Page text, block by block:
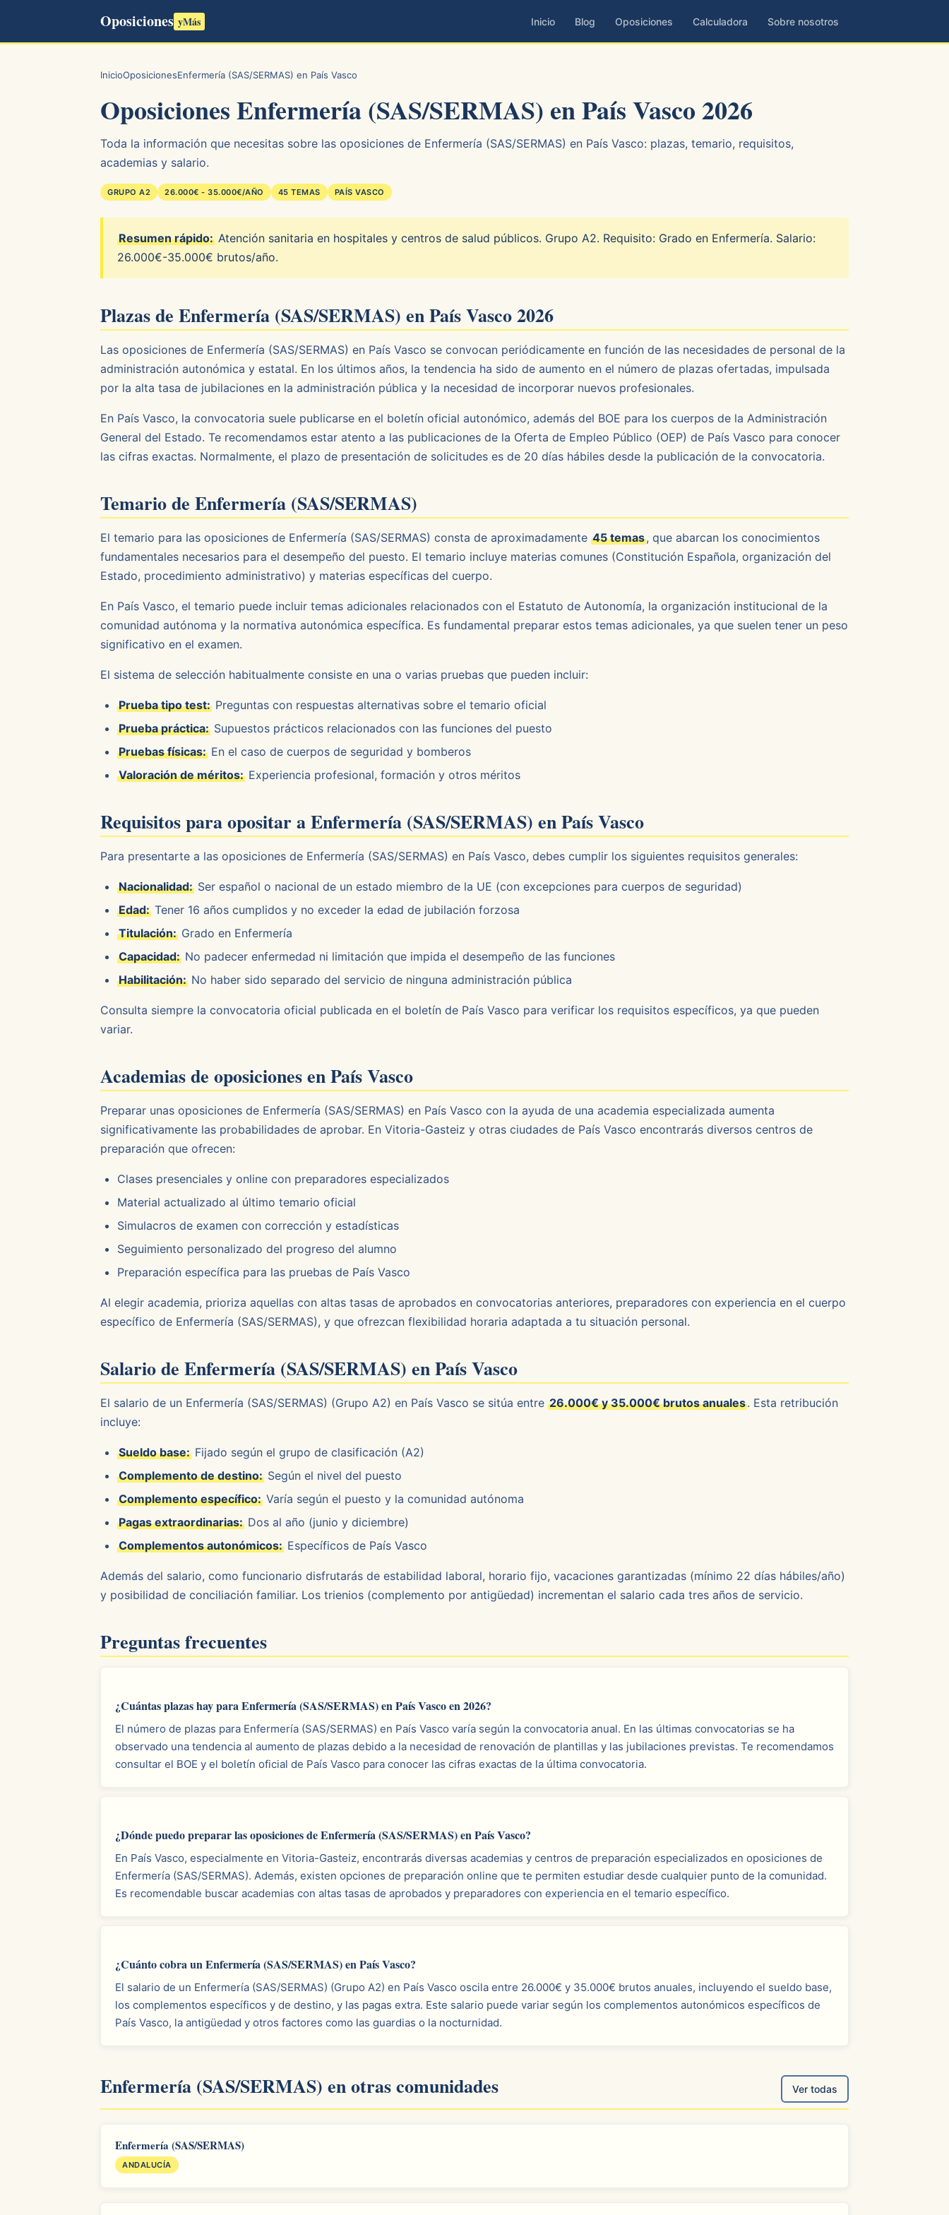
Oposiciones yMás Inicio Blog Oposiciones Calculadora Sobre nosotros
InicioOposicionesEnfermería (SAS/SERMAS) en País Vasco
Oposiciones Enfermería (SAS/SERMAS) en País Vasco 2026
Toda la información que necesitas sobre las oposiciones de Enfermería (SAS/SERMAS) en País Vasco: plazas, temario, requisitos,
academias y salario.
GRUPO A2 26.000€ - 35.000€/AÑO 45 TEMAS PAÍS VASCO
Resumen rápido: Atención sanitaria en hospitales y centros de salud públicos. Grupo A2. Requisito: Grado en Enfermería. Salario:
26.000€-35.000€ brutos/año.
Plazas de Enfermería (SAS/SERMAS) en País Vasco 2026
Las oposiciones de Enfermería (SAS/SERMAS) en País Vasco se convocan periódicamente en función de las necesidades de personal de la
administración autonómica y estatal. En los últimos años, la tendencia ha sido de aumento en el número de plazas ofertadas, impulsada
por la alta tasa de jubilaciones en la administración pública y la necesidad de incorporar nuevos profesionales.
En País Vasco, la convocatoria suele publicarse en el boletín oficial autonómico, además del BOE para los cuerpos de la Administración
General del Estado. Te recomendamos estar atento a las publicaciones de la Oferta de Empleo Público (OEP) de País Vasco para conocer
las cifras exactas. Normalmente, el plazo de presentación de solicitudes es de 20 días hábiles desde la publicación de la convocatoria.
Temario de Enfermería (SAS/SERMAS)
El temario para las oposiciones de Enfermería (SAS/SERMAS) consta de aproximadamente 45 temas, que abarcan los conocimientos
fundamentales necesarios para el desempeño del puesto. El temario incluye materias comunes (Constitución Española, organización del
Estado, procedimiento administrativo) y materias específicas del cuerpo.
En País Vasco, el temario puede incluir temas adicionales relacionados con el Estatuto de Autonomía, la organización institucional de la
comunidad autónoma y la normativa autonómica específica. Es fundamental preparar estos temas adicionales, ya que suelen tener un peso
significativo en el examen.
El sistema de selección habitualmente consiste en una o varias pruebas que pueden incluir:
Prueba tipo test: Preguntas con respuestas alternativas sobre el temario oficial
Prueba práctica: Supuestos prácticos relacionados con las funciones del puesto
Pruebas físicas: En el caso de cuerpos de seguridad y bomberos
Valoración de méritos: Experiencia profesional, formación y otros méritos
Requisitos para opositar a Enfermería (SAS/SERMAS) en País Vasco
Para presentarte a las oposiciones de Enfermería (SAS/SERMAS) en País Vasco, debes cumplir los siguientes requisitos generales:
Nacionalidad: Ser español o nacional de un estado miembro de la UE (con excepciones para cuerpos de seguridad)
Edad: Tener 16 años cumplidos y no exceder la edad de jubilación forzosa
Titulación: Grado en Enfermería
Capacidad: No padecer enfermedad ni limitación que impida el desempeño de las funciones
Habilitación: No haber sido separado del servicio de ninguna administración pública
Consulta siempre la convocatoria oficial publicada en el boletín de País Vasco para verificar los requisitos específicos, ya que pueden
variar.
Academias de oposiciones en País Vasco
Preparar unas oposiciones de Enfermería (SAS/SERMAS) en País Vasco con la ayuda de una academia especializada aumenta
significativamente las probabilidades de aprobar. En Vitoria-Gasteiz y otras ciudades de País Vasco encontrarás diversos centros de
preparación que ofrecen:
Clases presenciales y online con preparadores especializados
Material actualizado al último temario oficial
Simulacros de examen con corrección y estadísticas
Seguimiento personalizado del progreso del alumno
Preparación específica para las pruebas de País Vasco
Al elegir academia, prioriza aquellas con altas tasas de aprobados en convocatorias anteriores, preparadores con experiencia en el cuerpo
específico de Enfermería (SAS/SERMAS), y que ofrezcan flexibilidad horaria adaptada a tu situación personal.
Salario de Enfermería (SAS/SERMAS) en País Vasco
El salario de un Enfermería (SAS/SERMAS) (Grupo A2) en País Vasco se sitúa entre 26.000€ y 35.000€ brutos anuales. Esta retribución
incluye:
Sueldo base: Fijado según el grupo de clasificación (A2)
Complemento de destino: Según el nivel del puesto
Complemento específico: Varía según el puesto y la comunidad autónoma
Pagas extraordinarias: Dos al año (junio y diciembre)
Complementos autonómicos: Específicos de País Vasco
Además del salario, como funcionario disfrutarás de estabilidad laboral, horario fijo, vacaciones garantizadas (mínimo 22 días hábiles/año)
y posibilidad de conciliación familiar. Los trienios (complemento por antigüedad) incrementan el salario cada tres años de servicio.
Preguntas frecuentes
¿Cuántas plazas hay para Enfermería (SAS/SERMAS) en País Vasco en 2026?
El número de plazas para Enfermería (SAS/SERMAS) en País Vasco varía según la convocatoria anual. En las últimas convocatorias se ha
observado una tendencia al aumento de plazas debido a la necesidad de renovación de plantillas y las jubilaciones previstas. Te recomendamos
consultar el BOE y el boletín oficial de País Vasco para conocer las cifras exactas de la última convocatoria.
¿Dónde puedo preparar las oposiciones de Enfermería (SAS/SERMAS) en País Vasco?
En País Vasco, especialmente en Vitoria-Gasteiz, encontrarás diversas academias y centros de preparación especializados en oposiciones de
Enfermería (SAS/SERMAS). Además, existen opciones de preparación online que te permiten estudiar desde cualquier punto de la comunidad.
Es recomendable buscar academias con altas tasas de aprobados y preparadores con experiencia en el temario específico.
¿Cuánto cobra un Enfermería (SAS/SERMAS) en País Vasco?
El salario de un Enfermería (SAS/SERMAS) (Grupo A2) en País Vasco oscila entre 26.000€ y 35.000€ brutos anuales, incluyendo el sueldo base,
los complementos específicos y de destino, y las pagas extra. Este salario puede variar según los complementos autonómicos específicos de
País Vasco, la antigüedad y otros factores como las guardias o la nocturnidad.
Enfermería (SAS/SERMAS) en otras comunidades Ver todas
Enfermería (SAS/SERMAS)
ANDALUCÍA